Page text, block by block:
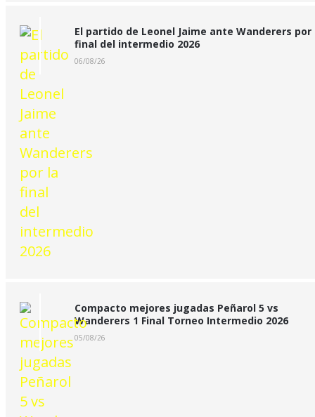
El partido de Leonel Jaime ante Wanderers por
final del intermedio 2026
06/08/26
Compacto mejores jugadas Peñarol 5 vs
Wanderers 1 Final Torneo Intermedio 2026
05/08/26